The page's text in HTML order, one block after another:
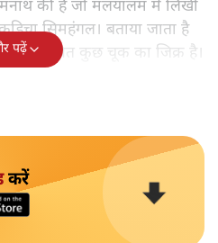
की है जो मलयालम में लिखी
सिमहंगल। बताया जाता है
से संबंधित कुछ चूक का जिक्र है।
पढ़ें
करें